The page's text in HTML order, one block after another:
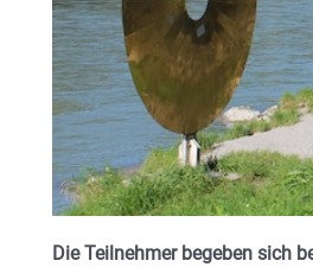
Die Teilnehmer begeben sich